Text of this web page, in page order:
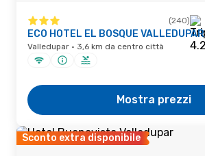
(240)
ECO HOTEL EL BOSQUE VALLEDUPAR
Valledupar · 3,6 km da centro città
Mostra prezzi
Sconto extra disponibile